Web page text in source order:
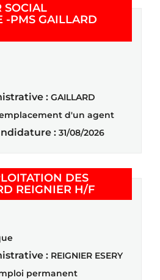
SOCIAL
-PMS GAILLARD
fenêtre)
: GAILLARD
d'un agent
: 31/08/2026
DES
REIGNIER H/F(Nouvelle
: REIGNIER ESERY
permanent